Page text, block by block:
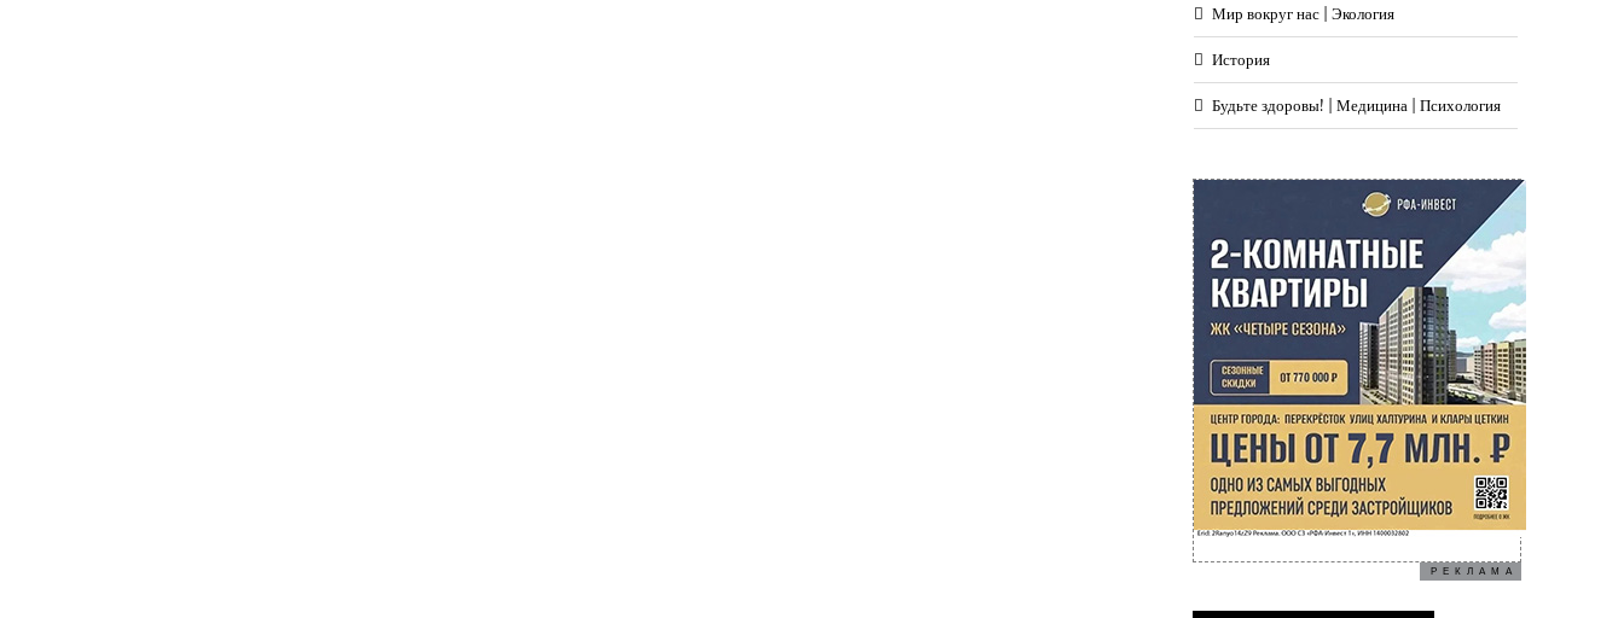
Мир вокруг нас | Экология
История
Будьте здоровы! | Медицина | Психология
РЕКЛАМА